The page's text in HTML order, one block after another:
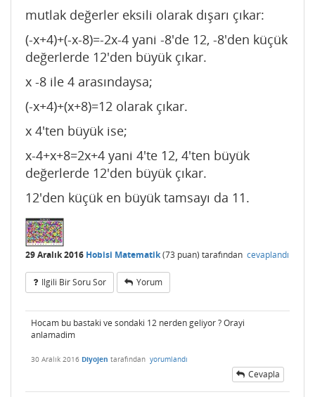
mutlak değerler eksili olarak dışarı çıkar:
(-x+4)+(-x-8)=-2x-4 yani -8'de 12, -8'den küçük
değerlerde 12'den büyük çıkar.
x -8 ile 4 arasındaysa;
(-x+4)+(x+8)=12 olarak çıkar.
x 4'ten büyük ise;
x-4+x+8=2x+4 yani 4'te 12, 4'ten büyük
değerlerde 12'den büyük çıkar.
12'den küçük en büyük tamsayı da 11.
29 Aralık 2016 Hobisi Matematik(73 puan) tarafından cevaplandı
Ilgili Bir Soru Sor Yorum
Hocam bu bastaki ve sondaki 12 nerden geliyor ? Orayi
anlamadim
30 Aralık 2016 Diyojen tarafından yorumlandı
Cevapla